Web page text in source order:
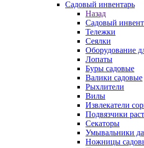
Садовый инвентарь
Назад
Садовый
Тележки
Сеялки
Оборудование
Лопаты
Буры садовые
Валики садовые
Рыхлители
Вилы
Извлекатели
Подвязчики
Секаторы
Умывальники
Ножницы